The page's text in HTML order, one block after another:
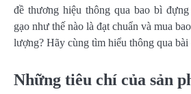
đề thương hiệu thông qua bao bì
gạo như thế nào là đạt chuẩn và mua
lượng? Hãy cùng tìm hiểu thông qua
Những tiêu chí của sản